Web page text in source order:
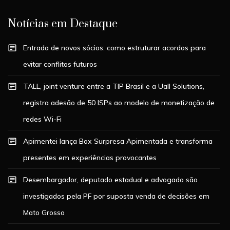
Notícias em Destaque
Entrada de novos sócios: como estruturar acordos para
evitar conflitos futuros
TALL, joint venture entre a TIP Brasil e a Uall Solutions,
registra adesão de 50 ISPs ao modelo de monetização de
redes Wi-Fi
Apimentei lança Box Surpresa Apimentada e transforma
presentes em experiências provocantes
Desembargador, deputado estadual e advogado são
investigados pela PF por suposta venda de decisões em
Mato Grosso